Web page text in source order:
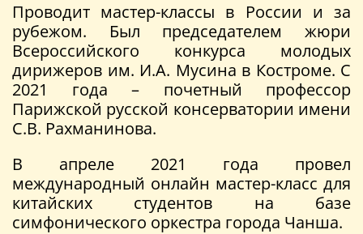
Проводит мастер-классы в России и за
рубежом. Был председателем жюри
Всероссийского конкурса молодых
дирижеров им. И.А. Мусина в Костроме. С
2021 года – почетный профессор
Парижской русской консерватории имени
С.В. Рахманинова.
В апреле 2021 года провел
международный онлайн мастер-класс для
китайских студентов на базе
симфонического оркестра города Чанша.